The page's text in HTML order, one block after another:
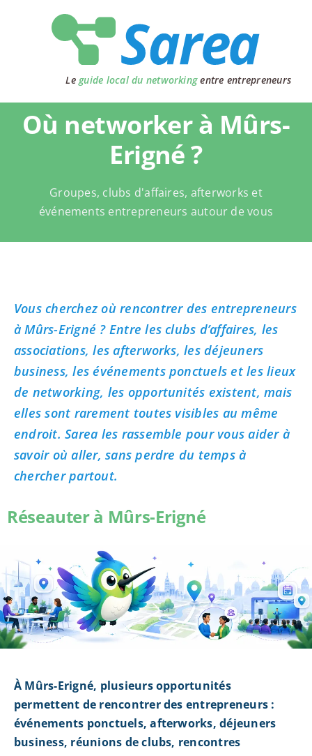
Le guide local du networkingentre entrepreneurs
Où networker à Mûrs-
Erigné ?
Groupes, clubs d'affaires, afterworks et
événements entrepreneurs autour de vous
Vous cherchez où rencontrer des entrepreneurs
à Mûrs-Erigné ? Entre les clubs d’affaires, les
associations, les afterworks, les déjeuners
business, les événements ponctuels et les lieux
de networking, les opportunités existent, mais
elles sont rarement toutes visibles au même
endroit. Sarea les rassemble pour vous aider à
savoir où aller, sans perdre du temps à
chercher partout.
Réseauter à Mûrs-Erigné
À Mûrs-Erigné, plusieurs opportunités
permettent de rencontrer des entrepreneurs :
événements ponctuels, afterworks, déjeuners
business, réunions de clubs, rencontres